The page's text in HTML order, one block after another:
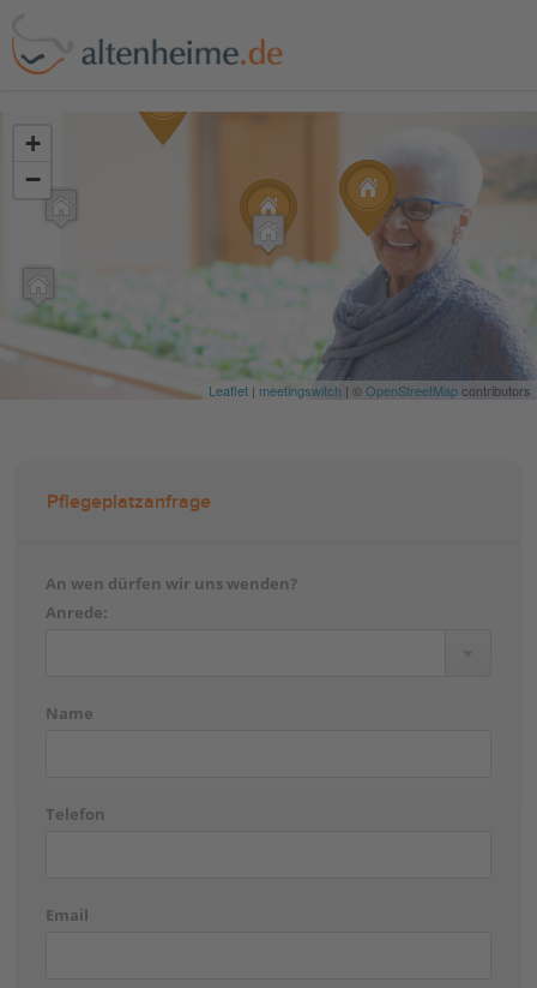
+
−
Leaflet | meetingswitch | ©OpenStreetMapcontributors
Pflegeplatzanfrage
An wen dürfen wir uns wenden?
Anrede:
Name
Telefon
Email